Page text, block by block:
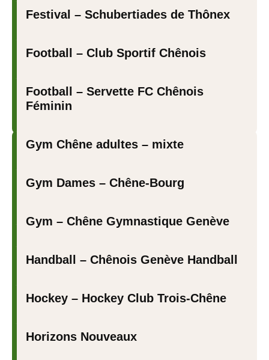
Festival – Schubertiades de Thônex
Football – Club Sportif Chênois
Football – Servette FC Chênois
Féminin
Gym – Chêne Gymnastique Genève
Gym Chêne adultes – mixte
Gym Dames – Chêne-Bourg
Handball – Chênois Genève Handball
Hockey – Hockey Club Trois-Chêne
Horizons Nouveaux